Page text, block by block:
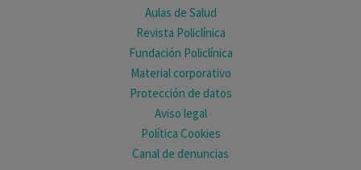
Aulas de Salud
Revista Policlínica
Fundación Policlínica
Material corporativo
Protección de datos
Aviso legal
Política Cookies
Canal de denuncias